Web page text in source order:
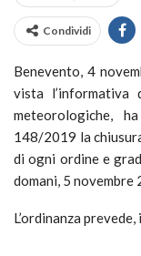
Condividi
Benevento, 4
vista l’informativa
meteorologiche,
148/2019 la
di ogni ordine e
domani, 5 novembre
L’ordinanza